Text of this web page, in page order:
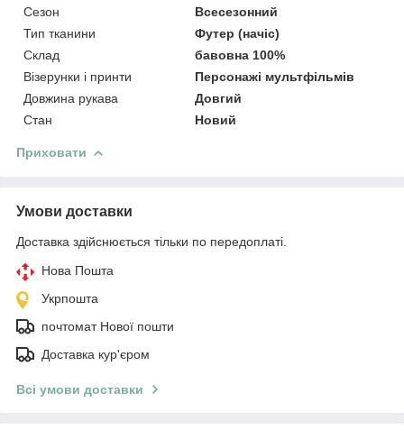
Сезон
Всесезонний
Тип тканини
Футер (начіс)
Склад
бавовна 100%
Візерунки і принти
Персонажі мультфільмів
Довжина рукава
Довгий
Стан
Новий
Приховати
Умови доставки
Доставка здійснюється тільки по передоплаті.
Нова Пошта
Укрпошта
почтомат Нової пошти
Доставка кур'єром
Всі умови доставки